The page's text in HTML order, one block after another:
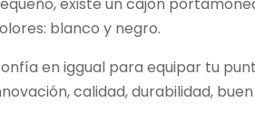
blanco y negro.
en iggual para equipar tu
calidad, durabilidad,